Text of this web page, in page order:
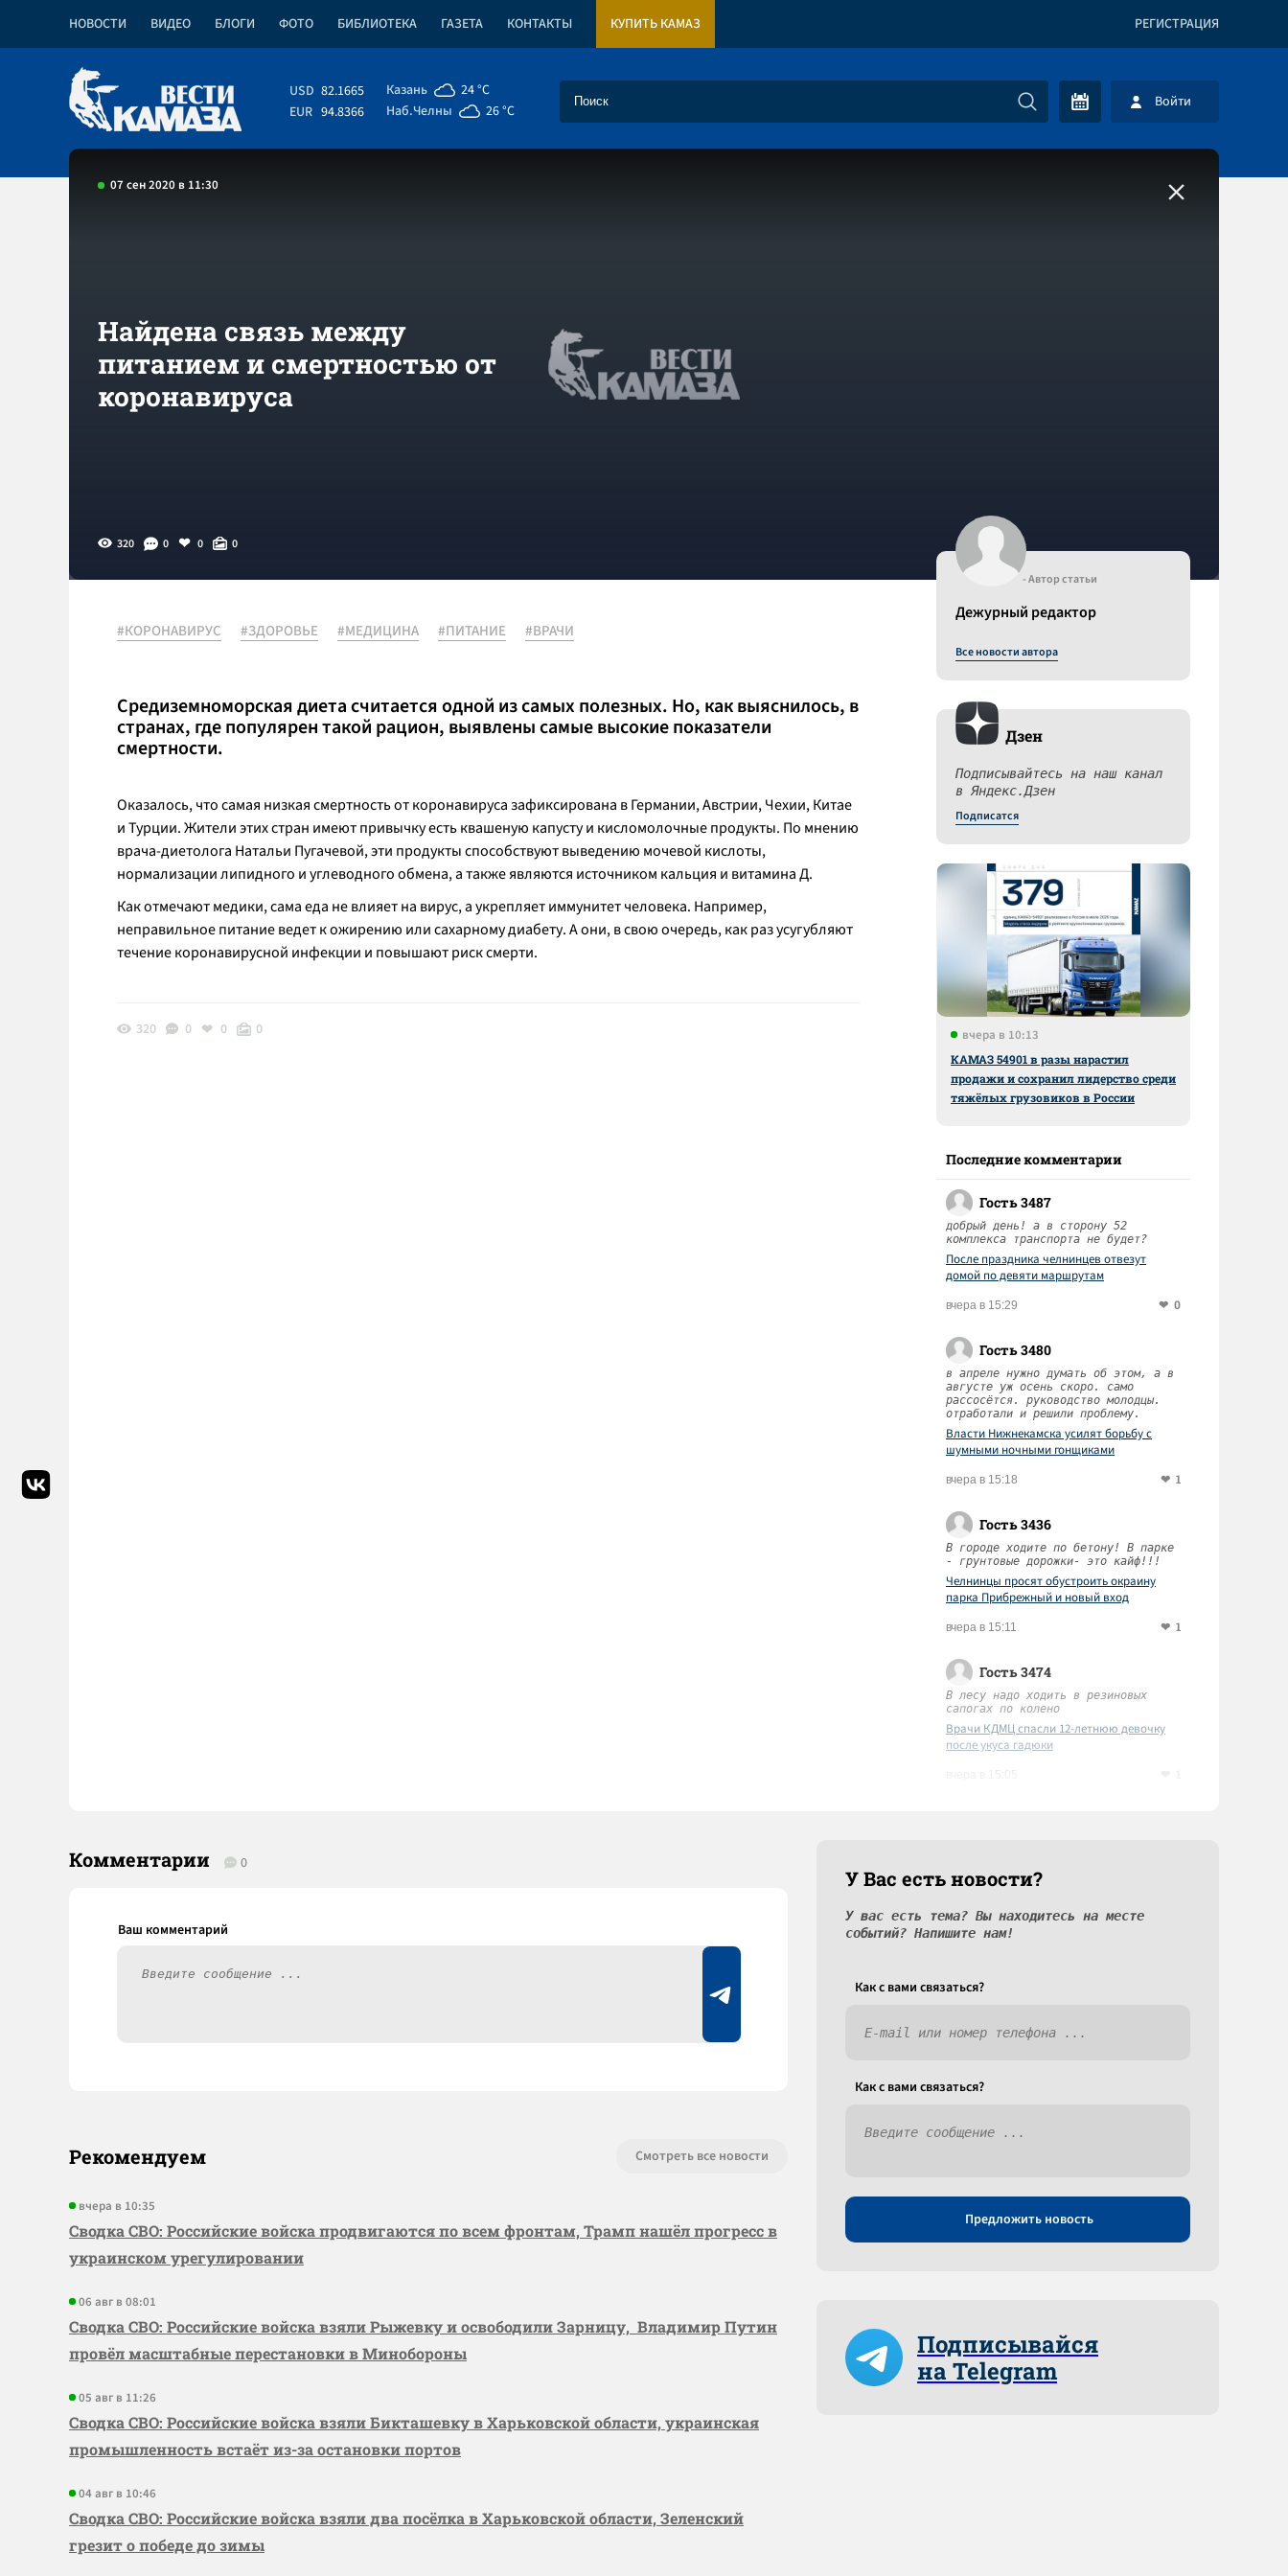
НОВОСТИ ВИДЕО БЛОГИ ФОТО БИБЛИОТЕКА ГАЗЕТА КОНТАКТЫ КУПИТЬ КАМАЗ РЕГИСТРАЦИЯ
USD 82.1665
EUR 94.8366
Казань
24 °C
Наб.Челны
26 °C Войти
07 сен 2020 в 11:30
Найдена связь между
питанием и смертностью от
коронавируса
320 0 0 0
#КОРОНАВИРУС #ЗДОРОВЬЕ #МЕДИЦИНА #ПИТАНИЕ #ВРАЧИ
Средиземноморская диета считается одной из самых полезных. Но, как выяснилось, в
странах, где популярен такой рацион, выявлены самые высокие показатели
смертности.
Оказалось, что самая низкая смертность от коронавируса зафиксирована в Германии, Австрии, Чехии, Китае
и Турции. Жители этих стран имеют привычку есть квашеную капусту и кисломолочные продукты. По мнению
врача-диетолога Натальи Пугачевой, эти продукты способствуют выведению мочевой кислоты,
нормализации липидного и углеводного обмена, а также являются источником кальция и витамина Д.
Как отмечают медики, сама еда не влияет на вирус, а укрепляет иммунитет человека. Например,
неправильное питание ведет к ожирению или сахарному диабету. А они, в свою очередь, как раз усугубляют
течение коронавирусной инфекции и повышают риск смерти.
320 0 0 0
- Автор статьи
Дежурный редактор
Все новости автора
Дзен
Подписывайтесь на наш канал
в Яндекс.Дзен
Подписатся
вчера в 10:13
КАМАЗ 54901 в разы нарастил
продажи и сохранил лидерство среди
тяжёлых грузовиков в России
Последние комментарии
Гость 3487
добрый день! а в сторону 52
комплекса транспорта не будет?
После праздника челнинцев отвезут
домой по девяти маршрутам
вчера в 15:29 0
Гость 3480
в апреле нужно думать об этом, а в
августе уж осень скоро. само
рассосётся. руководство молодцы.
отработали и решили проблему.
Власти Нижнекамска усилят борьбу с
шумными ночными гонщиками
вчера в 15:18 1
Гость 3436
В городе ходите по бетону! В парке
- грунтовые дорожки- это кайф!!!
Челнинцы просят обустроить окраину
парка Прибрежный и новый вход
вчера в 15:11 1
Гость 3474
В лесу надо ходить в резиновых
сапогах по колено
Врачи КДМЦ спасли 12-летнюю девочку
после укуса гадюки
Комментарии 0
Рекомендуем Смотреть все новости
вчера в 10:35
Сводка СВО: Российские войска продвигаются по всем фронтам, Трамп нашёл прогресс в
украинском урегулировании
06 авг в 08:01
Сводка СВО: Российские войска взяли Рыжевку и освободили Зарницу, Владимир Путин
провёл масштабные перестановки в Минобороны
05 авг в 11:26
Сводка СВО: Российские войска взяли Бикташевку в Харьковской области, украинская
промышленность встаёт из-за остановки портов
04 авг в 10:46
Сводка СВО: Российские войска взяли два посёлка в Харьковской области, Зеленский
грезит о победе до зимы
У Вас есть новости?
У вас есть тема? Вы находитесь на месте
событий? Напишите нам!
Как c вами связаться?
Как c вами связаться?
Предложить новость
Подписывайся
на Telegram